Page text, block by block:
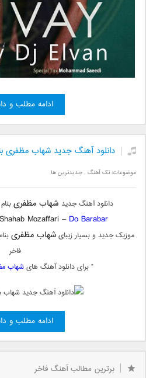
ادامه مطلب و
دانلود آهنگ جدید شهاب مظفری
موضوعات:تک آهنگ ,جدیدترین ها
دانلود آهنگ جدید شهاب مظفری
Mozaffari – Do Barabar
موزیک جدید و بسیار زیبایشهاب مظفری
فاخر
” برای دانلود آهنگ هایشهاب
ادامه مطلب و
برترین مطالب آهنگ فاخر